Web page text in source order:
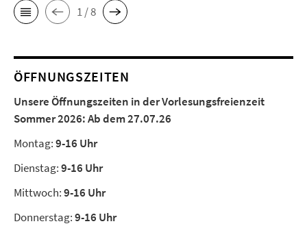
1 / 8
ÖFFNUNGSZEITEN
Unsere Öffnungszeiten in der Vorlesungsfreienzeit
Sommer 2026:Ab dem 27.07.26
Montag:9-16 Uhr
Dienstag:9-16 Uhr
Mittwoch:9-16 Uhr
Donnerstag:9-16 Uhr